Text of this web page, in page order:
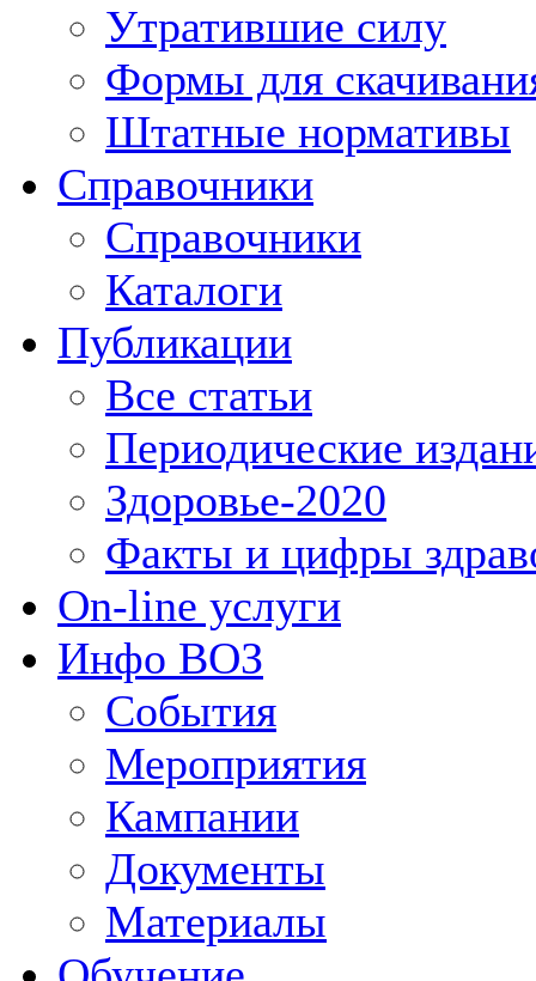
Утратившие силу
Формы для
Штатные нормативы
Справочники
Справочники
Каталоги
Публикации
Все статьи
Периодические
Здоровье-2020
Факты и цифры
On-line услуги
Инфо ВОЗ
События
Мероприятия
Кампании
Документы
Материалы